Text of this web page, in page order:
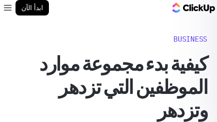
ابدأ الآن
BUSINESS
كيفية بدء مجموعة موارد
الموظفين التي تزدهر
وتزدهر